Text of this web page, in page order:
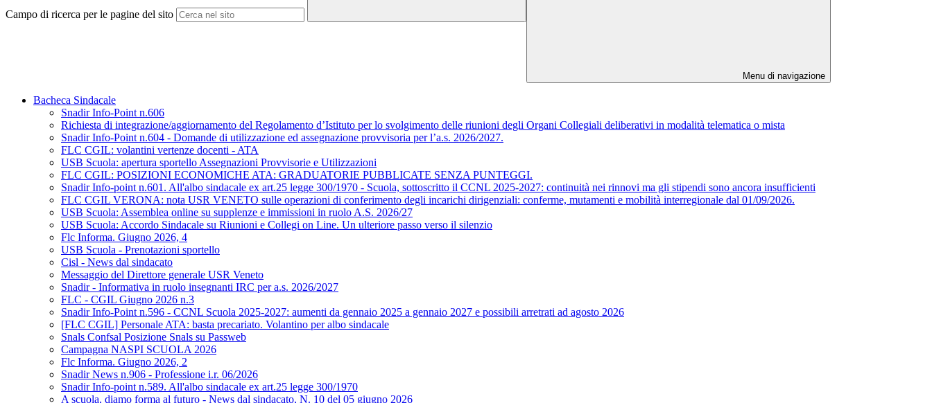
Campo di ricerca per le pagine del sito
Menu di navigazione
Bacheca Sindacale
Snadir Info-Point n.606
Richiesta di integrazione/aggiornamento del Regolamento d’Istituto per lo svolgimento delle riunioni degli Organi Collegiali deliberativi in modalità telematica o mista
Snadir Info-Point n.604 - Domande di utilizzazione ed assegnazione provvisoria per l’a.s. 2026/2027.
FLC CGIL: volantini vertenze docenti - ATA
USB Scuola: apertura sportello Assegnazioni Provvisorie e Utilizzazioni
FLC CGIL: POSIZIONI ECONOMICHE ATA: GRADUATORIE PUBBLICATE SENZA PUNTEGGI.
Snadir Info-point n.601. All'albo sindacale ex art.25 legge 300/1970 - Scuola, sottoscritto il CCNL 2025-2027: continuità nei rinnovi ma gli stipendi sono ancora insufficienti
FLC CGIL VERONA: nota USR VENETO sulle operazioni di conferimento degli incarichi dirigenziali: conferme, mutamenti e mobilità interregionale dal 01/09/2026.
USB Scuola: Assemblea online su supplenze e immissioni in ruolo A.S. 2026/27
USB Scuola: Accordo Sindacale su Riunioni e Collegi on Line. Un ulteriore passo verso il silenzio
Flc Informa. Giugno 2026, 4
USB Scuola - Prenotazioni sportello
Cisl - News dal sindacato
Messaggio del Direttore generale USR Veneto
Snadir - Informativa in ruolo insegnanti IRC per a.s. 2026/2027
FLC - CGIL Giugno 2026 n.3
Snadir Info-Point n.596 - CCNL Scuola 2025-2027: aumenti da gennaio 2025 a gennaio 2027 e possibili arretrati ad agosto 2026
[FLC CGIL] Personale ATA: basta precariato. Volantino per albo sindacale
Snals Confsal Posizione Snals su Passweb
Campagna NASPI SCUOLA 2026
Flc Informa. Giugno 2026, 2
Snadir News n.906 - Professione i.r. 06/2026
Snadir Info-point n.589. All'albo sindacale ex art.25 legge 300/1970
A scuola, diamo forma al futuro - News dal sindacato, N. 10 del 05 giugno 2026